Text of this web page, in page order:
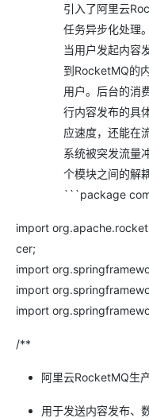
引入了阿里云
任务异步化处理。
当用户发起内容
到RocketMQ的
用户。后台的消
行内容发布的具
应速度，还能在
系统被突发流量
个模块之间的解
```package
import
cer;
import
import
import
/**
阿里云RocketMQ生
用于发送内容发布、